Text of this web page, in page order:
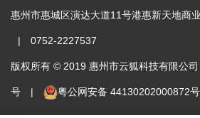
惠州市惠城区演达大道11号港惠新天地商
| 0752-2227537
版权所有 © 2019 惠州市云狐科技有限公司
号 | 粤公网安备 44130202000872号